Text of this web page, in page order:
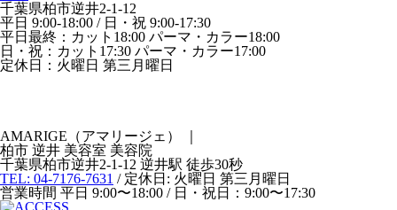
千葉県柏市逆井2-1-12
平日 9:00-18:00 / 日・祝 9:00-17:30
平日最終：カット18:00 パーマ・カラー18:00
日・祝：カット17:30 パーマ・カラー17:00
定休日：火曜日 第三月曜日
AMARIGE（アマリージェ）
柏市 逆井 美容室 美容院
千葉県柏市逆井2-1-12 逆井駅 徒歩30秒
TEL: 04-7176-7631 / 定休日: 火曜日 第三月曜日
営業時間 平日 9:00〜18:00 / 日・祝日：9:00〜17:30